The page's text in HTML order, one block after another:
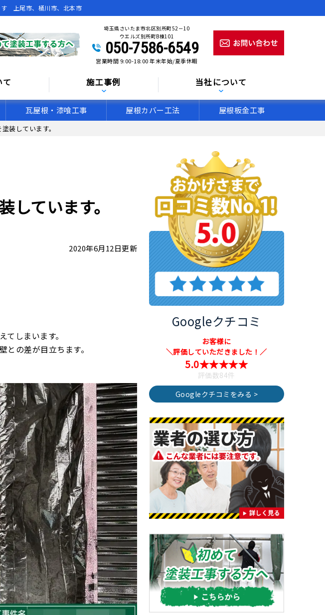
す 上尾市、桶川市、北本市
埼玉県さいたま市北区別所町52－10
ウエルズ別所町B棟101
050-7586-6549
営業時間 9:00-18:00 年末年始/夏季休暇
施工事例 当社について
瓦屋根・漆喰工事 屋根カバー工法 屋根板金工事
装しています。
ています。
2020年6月12日更新
しまいます。
の差が目立ちます。
Googleクチコミ
お客様に
＼評価していただきました！／
5.0★★★★★
評価数84件
Googleクチコミをみる >